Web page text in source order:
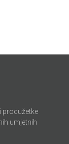
produžetke
umjetnih